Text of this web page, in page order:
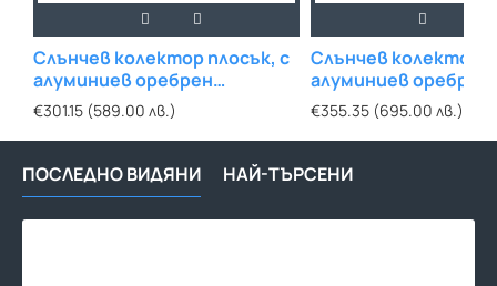
Слънчев колектор плосък, с
алуминиев оребрен
абсорбер, 1.5 кв.м
€301.15 (589.00 лв.)
Слънчев колектор
алуминиев оребрен
абсорбер, 2 кв. м
€355.35 (695.00 лв.)
ПОСЛЕДНО ВИДЯНИ НАЙ-ТЪРСЕНИ